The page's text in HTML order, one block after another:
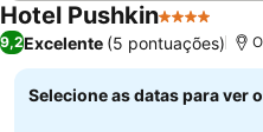
Hotel Pushkin4 Estrelas
9,2Excelente (5 pontuações)
Selecione as datas para ver